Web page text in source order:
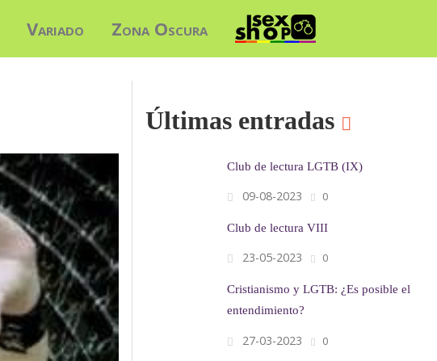
Variado Zona Oscura
Últimas entradas
Club de lectura LGTB (IX)
09-08-2023 0
Club de lectura VIII
23-05-2023 0
Cristianismo y LGTB: ¿Es posible el
entendimiento?
27-03-2023 0